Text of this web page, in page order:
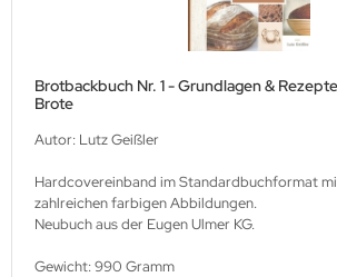
Brotbackbuch Nr. 1 - Grundlagen &
Brote
Autor: Lutz Geißler
Hardcovereinband im Standardbuchformat
zahlreichen farbigen Abbildungen.
Neubuch aus der Eugen Ulmer KG.
Gewicht: 990 Gramm